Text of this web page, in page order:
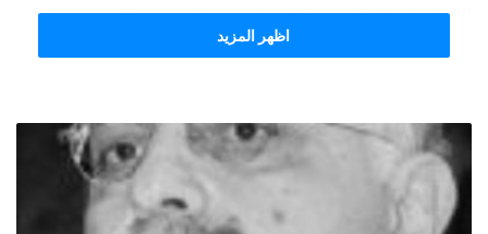
السياسات المالية ، والإجتماعية ، والبيئية ، والتربوية ، التي
يحتويها قانون الموازنة .
الإفطار .
والخوف الخوف بأنكم بعد كل هذا التباطؤ والتأخر بإنهاء
الموازنة أن تطلعوا علينا بموازنةٍ ترقيعيةٍ ، رقميةٍ ، خاليةٍ
من برامج الإصلاح المرتجى .
اظهر المزيد